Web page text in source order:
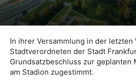
In ihrer Versammlung in der letzten
Stadtverordneten der Stadt
Grundsatzbeschluss zur geplanten
am Stadion zugestimmt.